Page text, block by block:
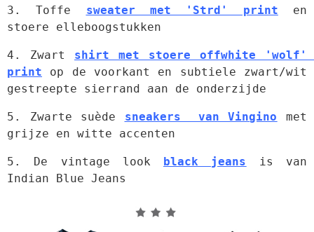
3. Toffe sweater met 'Strd' print en
stoere elleboogstukken
4. Zwart shirt met stoere offwhite 'wolf'
print op de voorkant en subtiele zwart/wit
gestreepte sierrand aan de onderzijde
5. Zwarte suède sneakers  van Vingino met
grijze en witte accenten
5. De vintage look black jeans is van
Indian Blue Jeans